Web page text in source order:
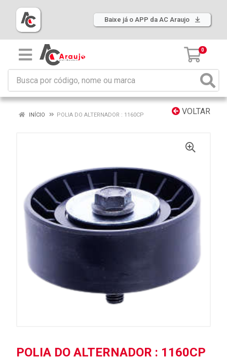
Baixe já o APP da AC Araujo
0
VOLTAR
INÍCIO POLIA DO ALTERNADOR : 1160CP
POLIA DO ALTERNADOR : 1160CP